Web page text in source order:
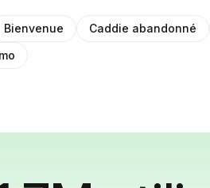
Bienvenue Caddie abandonné